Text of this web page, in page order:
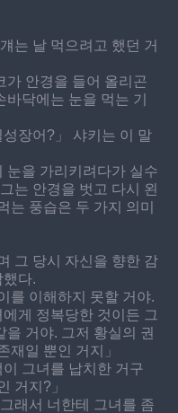
는 날 먹으려고 했던 거
가 안경을 들어 올리곤
바닥에는 눈을 먹는 기
장어?」 샤키는 이 말
눈을 가리키려다가 실수
는 안경을 벗고 다시 왼
는 풍습은 두 가지 의미
그 당시 자신을 향한 감
다.
를 이해하지 못할 거야.
게 정복당한 것이든 그
거야. 그저 황실의 권
재일 뿐인 거지」
이 그녀를 납치한 거구
거지?」
래서 너한테 그녀를 좀